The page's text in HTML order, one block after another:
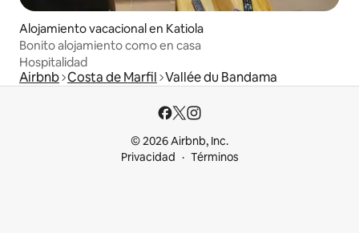
Alojamiento vacacional en Katiola
Bonito alojamiento como en casa
Hospitalidad
Airbnb Costa de Marfil Vallée du Bandama
© 2026 Airbnb, Inc.
Privacidad
Términos